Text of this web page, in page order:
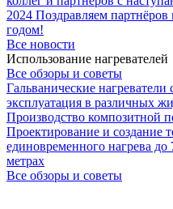
2024 Поздравляем
годом!
Все новости
Использование нагревателей
Все обзоры и советы
Гальванические нагреватели
эксплуатация в различных
Производство композитной
Проектирование и создание
единовременного нагрева
метрах
Все обзоры и советы